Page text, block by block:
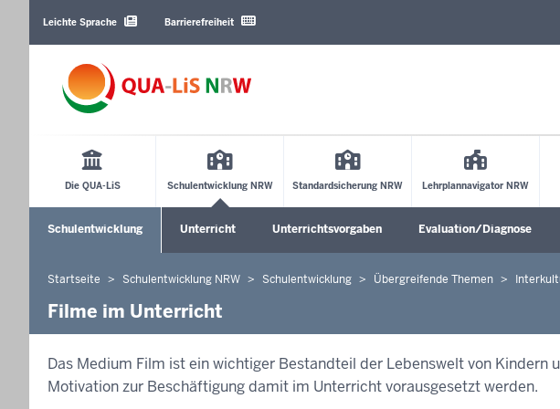
Sprachen
Leichte Sprache Barrierefreiheit
Die QUA-LiS Schulentwicklung NRW Standardsicherung NRW Lehrplannavigator NRW
Schulentwicklung Unterricht Unterrichtsvorgaben Evaluation/Diagnose
Sie
befinden
Startseite Schulentwicklung NRW Schulentwicklung Übergreifende Themen
Filme im Unterricht
Das Medium Film ist ein wichtiger Bestandteil der Lebenswelt von Kindern
Motivation zur Beschäftigung damit im Unterricht vorausgesetzt werden.